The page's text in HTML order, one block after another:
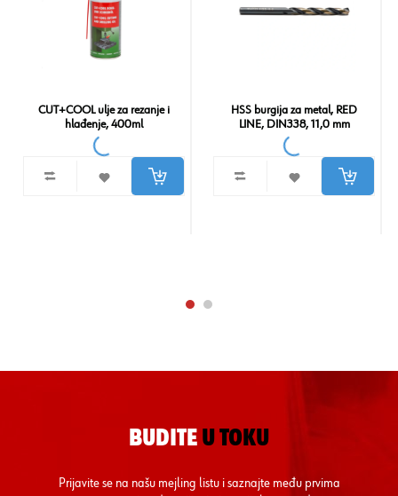
CUT+COOL ulje za rezanje i
hlađenje, 400ml
HSS burgija za metal, RED
LINE, DIN338, 11,0 mm
BUDITE U TOKU
Prijavite se na našu mejling listu i saznajte među prvima